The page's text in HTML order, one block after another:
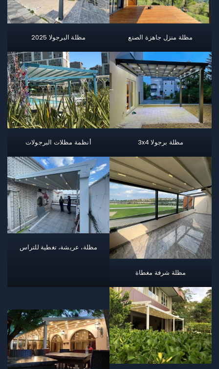
مظلة البرجولا 2025 مظلة منزل جاهزة الصنع
أنظمة مظلات البرجولات مظلة برجولا 3x4
مظلة، عريشة، تغطية للتراس
مظلة شرفة مغطاة